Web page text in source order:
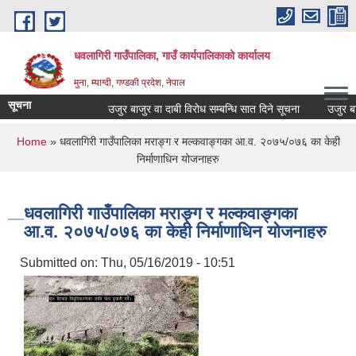
Skip to main content
धवलागिरी गाउँपालिका, गाउँ कार्यपालिकाको कार्यालय
मुना, म्याग्दी, गण्डकी प्रदेश, नेपाल
सूचना उजुर बाजुर वा दाबी विरोध सम्बन्धि सात दिने सूचना उजुर बाजुर
You are here
Home» धवलागिरी गाउँपालिका मराङ्ग र मल्कवाङ्गका आ.व. २०७५/०७६ का केही
निर्माणाधिन योजनाहरु
धवलागिरी गाउँपालिका मराङ्ग र मल्कवाङ्गका
आ.व. २०७५/०७६ का केही निर्माणाधिन योजनाहरु
Submitted on: Thu, 05/16/2019 - 10:51